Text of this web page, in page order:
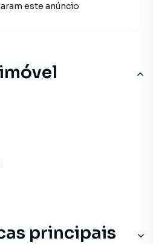
principais
este anúncio